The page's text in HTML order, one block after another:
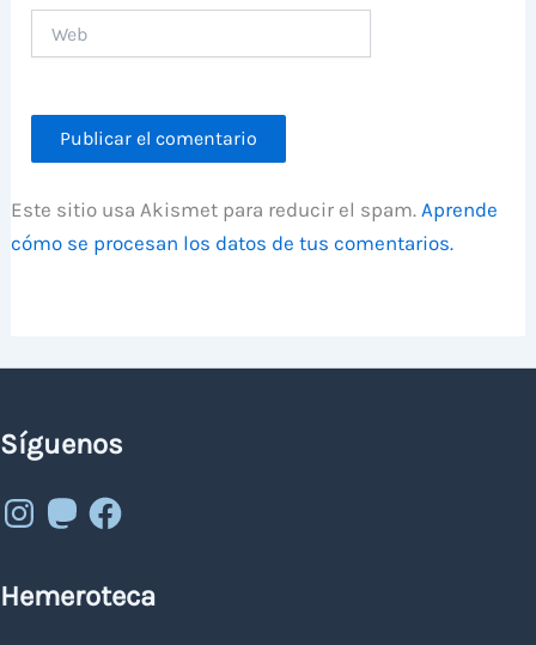
Este sitio usa Akismet para reducir el spam.Aprende
cómo se procesan los datos de tus comentarios.
Síguenos
Instagram
MastodonFacebook
Hemeroteca